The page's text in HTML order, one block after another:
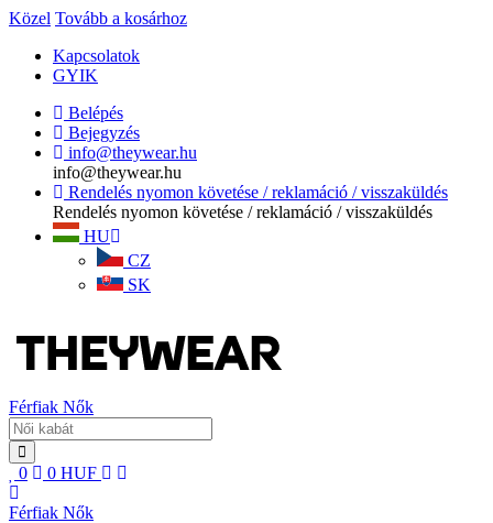
Közel Tovább a kosárhoz
Kapcsolatok
GYIK
Belépés
Bejegyzés
info@theywear.hu
info@theywear.hu
Rendelés nyomon követése / reklamáció / visszaküldés
Rendelés nyomon követése / reklamáció / visszaküldés
HU
CZ
SK
Férfiak Nők
0 0 HUF
Férfiak Nők